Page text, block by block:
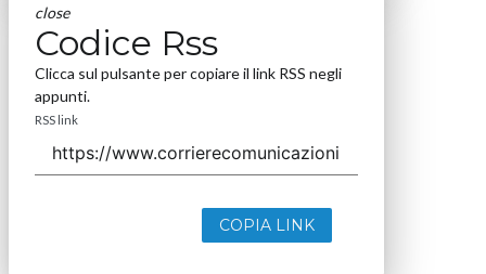
close
Codice Rss
Clicca sul pulsante per copiare il link RSS negli
appunti.
RSS link
COPIA LINK